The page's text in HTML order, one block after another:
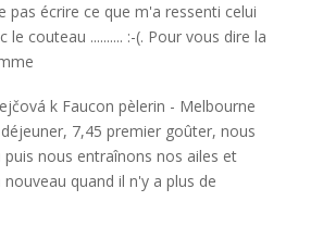
pas écrire ce que m'a ressenti celui
le couteau .......... :-(. Pour vous dire la
k Faucon pèlerin - Melbourne
7,45 premier goûter, nous
nous entraînons nos ailes et
quand il n'y a plus de